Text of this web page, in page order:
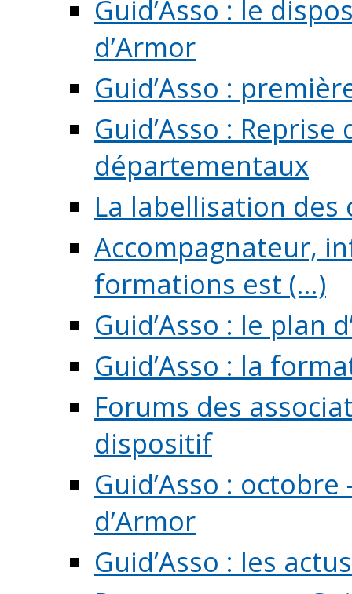
Guid’Asso : le
d’Armor
Guid’Asso :
Guid’Asso :
départementaux
La labellisation
Accompagnateur,
formations est (...)
Guid’Asso : le plan
Guid’Asso : la
Forums des
dispositif
Guid’Asso :
d’Armor
Guid’Asso : les